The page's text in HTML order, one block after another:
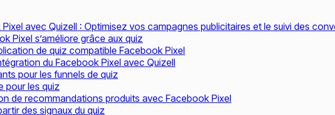
avec Quizell : Optimisez vos campagnes publicitaires et le suivi des
Pixel s’améliore grâce aux quiz
de quiz compatible Facebook Pixel
du Facebook Pixel avec Quizell
pour les funnels de quiz
pour les quiz
de recommandations produits avec Facebook Pixel
des signaux du quiz